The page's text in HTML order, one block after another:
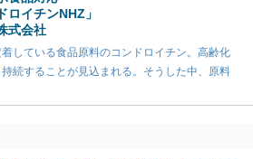
ロイチンNHZ」
式会社
している食品原料のコンドロイチン。高齢化
続することが見込まれる。そうした中、原料